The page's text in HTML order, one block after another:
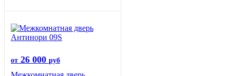
от 26 000 руб